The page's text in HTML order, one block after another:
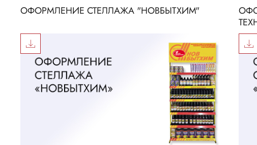
ОФОРМЛЕНИЕ СТЕЛЛАЖА "НОВБЫТХИМ"